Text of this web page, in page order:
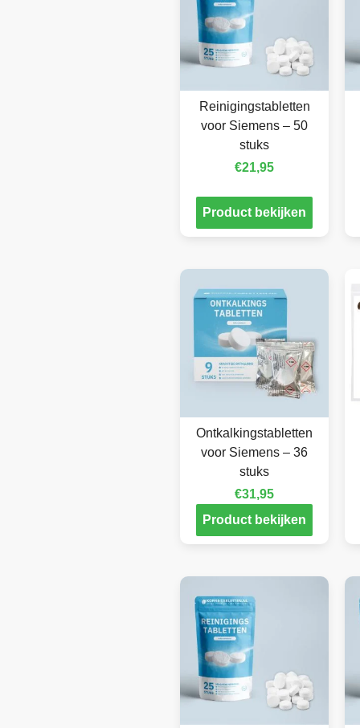
Reinigingstabletten
voor Siemens – 50
stuks
€21,95
Product bekijken
Ontkalkingstabletten
voor Siemens – 36
stuks
€31,95
Product bekijken